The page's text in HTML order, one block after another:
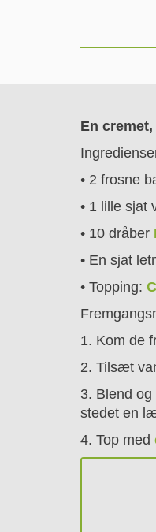
En
• 2 frosne
• 1 lille sjat
• 10 dråber
• En sjat
• Topping:
1. Kom de
2. Tilsæt
3. Blend
stedet en
4. Top med